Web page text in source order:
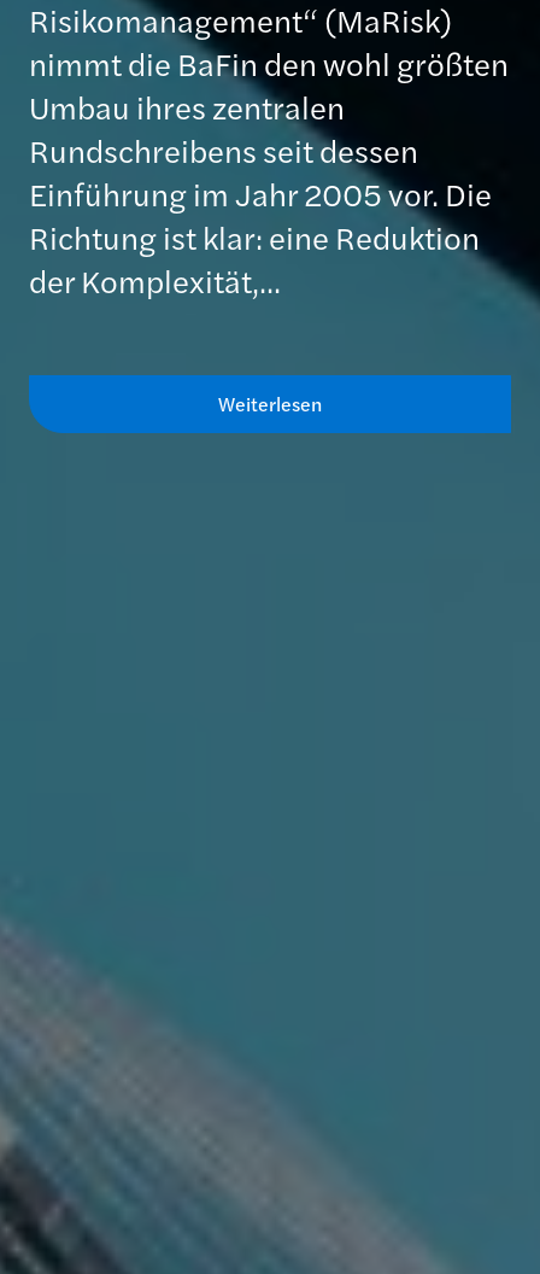
Risikomanagement“ (MaRisk)
nimmt die BaFin den wohl größten
Umbau ihres zentralen
Rundschreibens seit dessen
Einführung im Jahr 2005 vor. Die
Richtung ist klar: eine Reduktion
der Komplexität,...
Weiterlesen